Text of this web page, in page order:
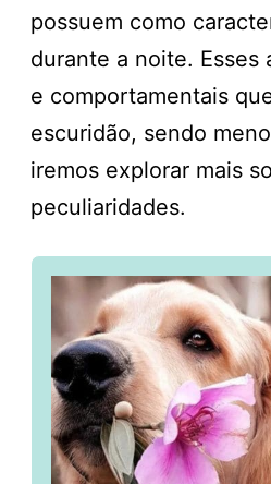
possuem como
durante a noite. Esses
e comportamentais
escuridão, sendo
iremos explorar mais
peculiaridades.